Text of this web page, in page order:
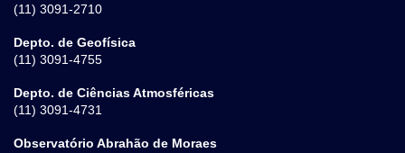
(11) 3091-2710
Depto. de Geofísica
(11) 3091-4755
Depto. de Ciências Atmosféricas
(11) 3091-4731
Observatório Abrahão de Moraes